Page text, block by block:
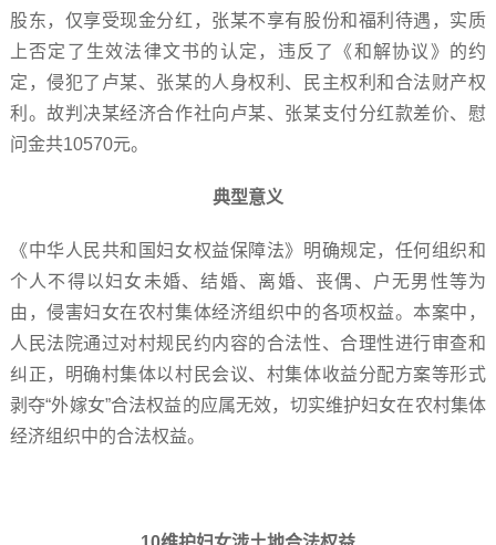
股东，仅享受现金分红，张某不享有股份和福利待遇，实质
上否定了生效法律文书的认定，违反了《和解协议》的约
定，侵犯了卢某、张某的人身权利、民主权利和合法财产权
利。故判决某经济合作社向卢某、张某支付分红款差价、慰
问金共10570元。
典型意义
《中华人民共和国妇女权益保障法》明确规定，任何组织和
个人不得以妇女未婚、结婚、离婚、丧偶、户无男性等为
由，侵害妇女在农村集体经济组织中的各项权益。本案中，
人民法院通过对村规民约内容的合法性、合理性进行审查和
纠正，明确村集体以村民会议、村集体收益分配方案等形式
剥夺“外嫁女”合法权益的应属无效，切实维护妇女在农村集体
经济组织中的合法权益。